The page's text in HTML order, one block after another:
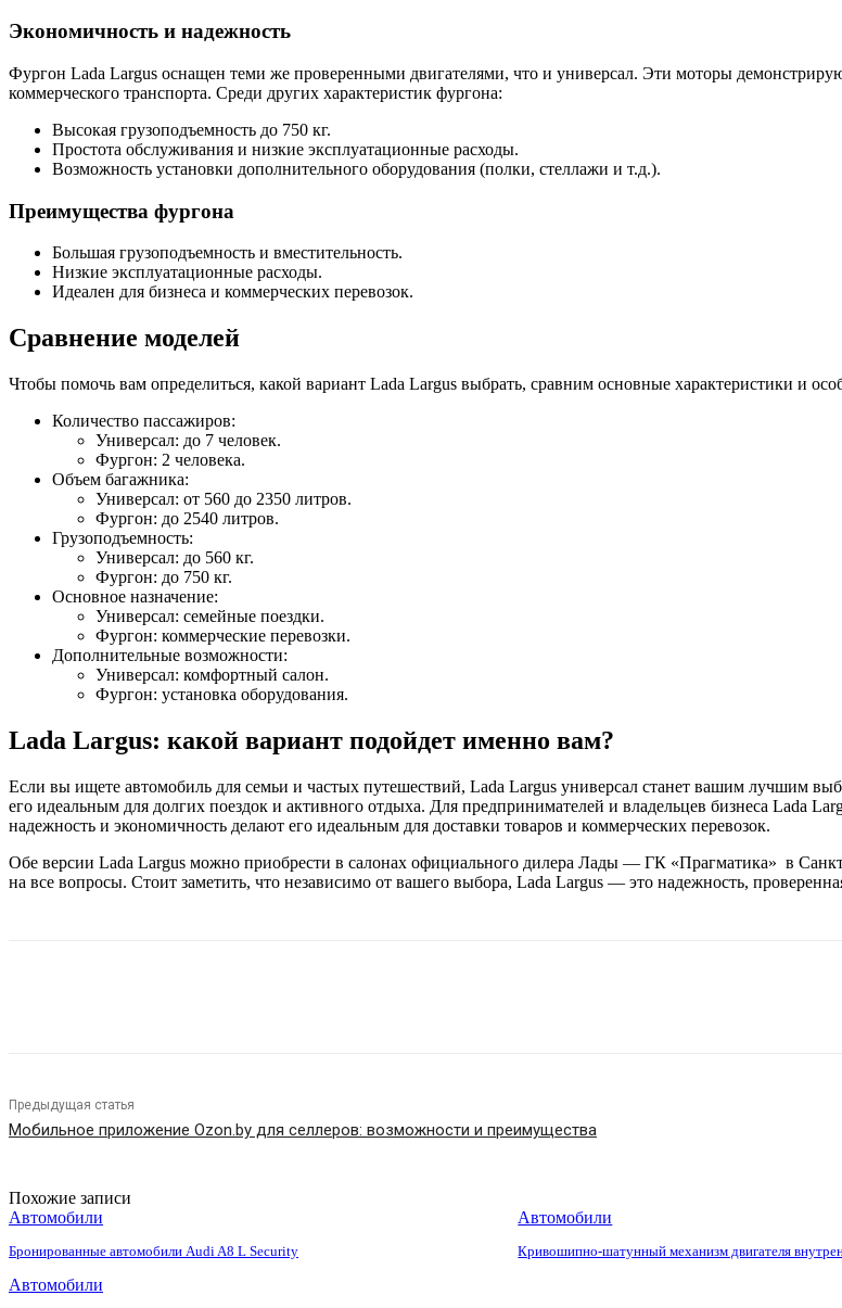
Экономичность и надежность
Фургон Lada Largus оснащен теми же проверенными двигателями, что и универсал. Эти моторы
коммерческого транспорта. Среди других характеристик фургона:
Высокая грузоподъемность до 750 кг.
Простота обслуживания и низкие эксплуатационные расходы.
Возможность установки дополнительного оборудования (полки, стеллажи и т.д.).
Преимущества фургона
Большая грузоподъемность и вместительность.
Низкие эксплуатационные расходы.
Идеален для бизнеса и коммерческих перевозок.
Сравнение моделей
Чтобы помочь вам определиться, какой вариант Lada Largus выбрать, сравним основные характеристики и
Количество пассажиров:
Универсал: до 7 человек.
Фургон: 2 человека.
Объем багажника:
Универсал: от 560 до 2350 литров.
Фургон: до 2540 литров.
Грузоподъемность:
Универсал: до 560 кг.
Фургон: до 750 кг.
Основное назначение:
Универсал: семейные поездки.
Фургон: коммерческие перевозки.
Дополнительные возможности:
Универсал: комфортный салон.
Фургон: установка оборудования.
Lada Largus: какой вариант подойдет именно вам?
Если вы ищете автомобиль для семьи и частых путешествий, Lada Largus универсал станет вашим лучшим
его идеальным для долгих поездок и активного отдыха. Для предпринимателей и владельцев бизнеса Lada
надежность и экономичность делают его идеальным для доставки товаров и коммерческих перевозок.
Обе версии Lada Largus можно приобрести в салонах официального дилера Лады — ГК «Прагматика» в
на все вопросы. Стоит заметить, что независимо от вашего выбора, Lada Largus — это надежность,
Предыдущая статья
Мобильное приложение Ozon.by для селлеров: возможности и преимущества
Похожие записи
Автомобили
Бронированные автомобили Audi A8 L Security
Автомобили
Кривошипно-шатунный механизм двигателя
Автомобили